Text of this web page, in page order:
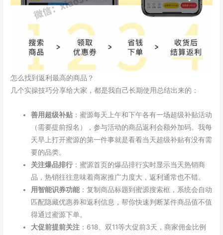
怎么找到返利最高的商品？
几个实操技巧分享给大家，都是我自己长期使用总结出来的：
善用超级补贴 ：蜜源每天上午和下午各有一场超级补贴活动
（需要提前报名），参与活动的商品返利会额外加码。我每
天早上打开蜜源的第一件事就是看看当天超级补贴有没有需
要的品类。
关注爆品排行 ：蜜源首页的爆品排行实时显示当天热销商
品，热销往往意味着商家推广力度大，返利通常也不错。
用智能识券功能 ：复制商品标题到蜜源搜索框，系统会自动
匹配隐藏优惠券和返利信息，帮你快速判断某件商品值不值
得通过蜜源下单。
大促前提前关注 ：618、双11等大促前3天，商家佣金比例